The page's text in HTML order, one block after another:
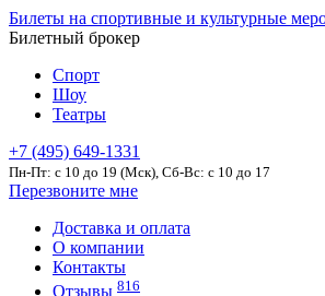
Билеты на спортивные и культурные
Билетный брокер
Спорт
Шоу
Театры
+7 (495) 649-1331
Пн-Пт: c 10 до 19 (Мск), Сб-Вс: с 10 до 17
Перезвоните мне
Доставка и оплата
О компании
Контакты
Отзывы 816